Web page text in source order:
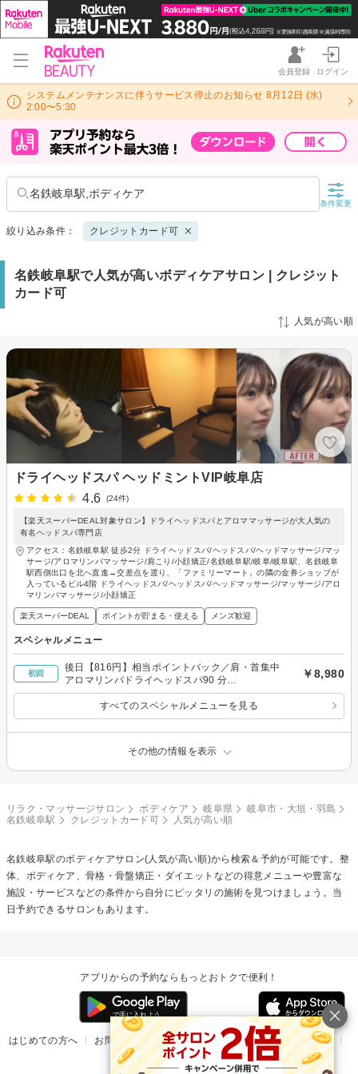
会員登録 ログイン
システムメンテナンスに伴うサービス停止のお知らせ 8月12日 (水)
2:00〜5:30
名鉄岐阜駅,ボディケア
条件変更
絞り込み条件： クレジットカード可
名鉄岐阜駅で人気が高いボディケアサロン | クレジット
カード可
人気が高い順
ドライヘッドスパ ヘッドミントVIP岐阜店
4.6
(24件)
【楽天スーパーDEAL対象サロン】ドライヘッドスパとアロママッサージが大人気の
有名ヘッドスパ専門店
アクセス：名鉄岐阜駅 徒歩2分 ドライヘッドスパ/ヘッドスパ/ヘッドマッサージ/マッ
サージ/アロマリンパマッサージ/肩こり/小顔矯正/名鉄岐阜駅/岐阜/岐阜駅、名鉄岐阜
駅西側出口を北へ直進→交差点を渡り、「ファミリーマート」の隣の金券ショップが
入っているビル4階 ドライヘッドスパ/ヘッドスパ/ヘッドマッサージ/マッサージ/アロ
マリンパマッサージ/小顔矯正
楽天スーパーDEAL ポイントが貯まる・使える メンズ歓迎
スペシャルメニュー
初回
後日【816円】相当ポイントバック／肩・首集中
アロマリンパドライヘッドスパ90 分
12980→¥8980男性◎担当は女性
￥8,980
すべてのスペシャルメニューを見る
その他の情報を表示
リラク・マッサージサロン ボディケア 岐阜県
岐阜市・大垣・羽島
名鉄岐阜駅
クレジットカード可 人気が高い順
名鉄岐阜駅のボディケアサロン(人気が高い順)から検索＆予約が可能です。整
体、ボディケア、骨格・骨盤矯正・ダイエットなどの得意メニューや豊富な
施設・サービスなどの条件から自分にピッタリの施術を見つけましょう。当
日予約できるサロンもあります。
アプリからの予約ならもっとおトクで便利！
はじめての方へ お問い合わせ ヘルプ リリース情報
利用規約
掲載ご希望のサロン様